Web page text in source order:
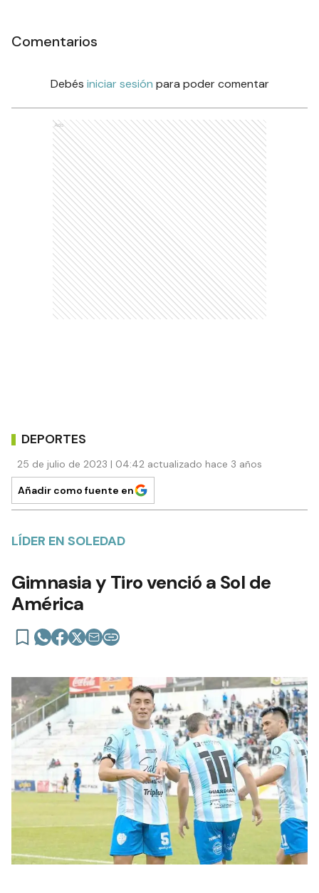
Comentarios
Debés iniciar sesión para poder comentar
Ads
DEPORTES
25 de julio de 2023 | 04:42 actualizado hace 3 años
Añadir como fuente en
LÍDER EN SOLEDAD
Gimnasia y Tiro venció a Sol de
América